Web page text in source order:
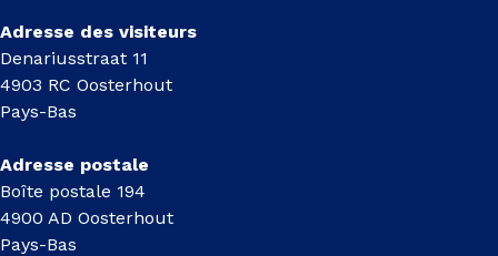
Adresse des visiteurs
Denariusstraat 11
4903 RC Oosterhout
Pays-Bas
Adresse postale
Boîte postale 194
4900 AD Oosterhout
Pays-Bas